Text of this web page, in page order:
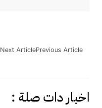
Previous Article
Next Article
اخبار دات صلة :